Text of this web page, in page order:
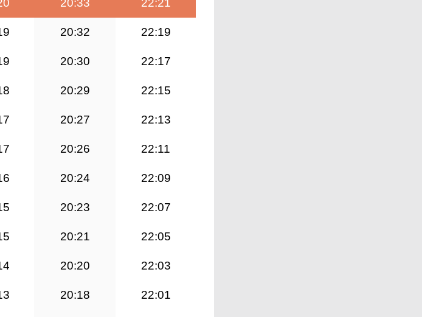
20:33 22:21
20:32 22:19
20:30 22:17
20:29 22:15
20:27 22:13
20:26 22:11
20:24 22:09
20:23 22:07
20:21 22:05
20:20 22:03
20:18 22:01